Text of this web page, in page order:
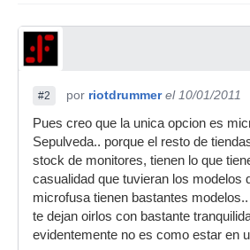
#2 por riotdrummer el 10/01/2011
Pues creo que la unica opcion es
Sepulveda.. porque el resto de
stock de monitores, tienen lo que
casualidad que tuvieran los modelos
microfusa tienen bastantes
te dejan oirlos con bastante
evidentemente no es como estar en